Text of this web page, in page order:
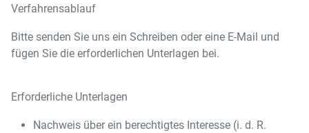
Verfahrensablauf
Bitte senden Sie uns ein Schreiben oder eine E-Mail und
fügen Sie die erforderlichen Unterlagen bei.
Erforderliche Unterlagen
Nachweis über ein berechtigtes Interesse (i. d. R.